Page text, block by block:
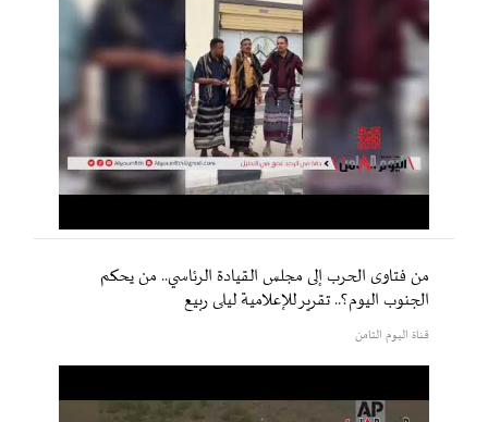
من فتاوى الحرب إلى مجلس القيادة الرئاسي.. من يحكم
الجنوب اليوم؟.. تقرير للإعلامية ليلى ربيع
قناة اليوم الثامن